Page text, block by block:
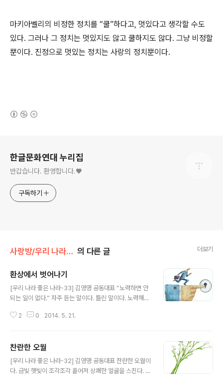
마키아벨리의 비정한 정치를 “쿨”하다고, 멋있다고 생각할 수도
있다. 그러나 그 정치는 멋있지도 않고 쿨하지도 않다. 그냥 비정할
뿐이다. 진정으로 멋있는 정치는 사랑의 정치뿐이다.
한글문화연대 누리집
반갑습니다. 환영합니다.♥
구독하기
사랑방/우리 나라 좋은 나라(김영명) 의 다른 글 더보기
환상에서 벗어나기
[우리 나라 좋은 나라-33] 김영명 공동대표 “노력하면 안
되는 일이 없다.” 자주 듣는 말이다. 틀린 말이다. 노력해도
말도 듣는다. 간절히 원해도 얻어지지 않는 것이 더 많다.
히 노력하고 성실하게 살라는 교훈이라면 백 번이라도 옳
지만, 때로 그것은 우리에게 비현실적인 환상을 심어주기
도 한다. 우리의 환상 중에 대표적인 것이 무엇이겠는가?
2 0 2014. 5. 21.
찬란한 오월
[우리 나라 좋은 나라-32] 김영명 공동대표 찬란한 오월이
다. 금빛 햇빛이 조각조각 흩어져 상쾌한 얼굴을 스친다. 세